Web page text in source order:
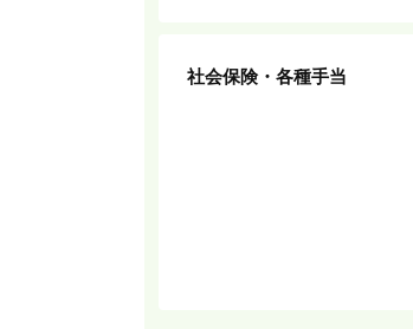
社会保険・各種手当